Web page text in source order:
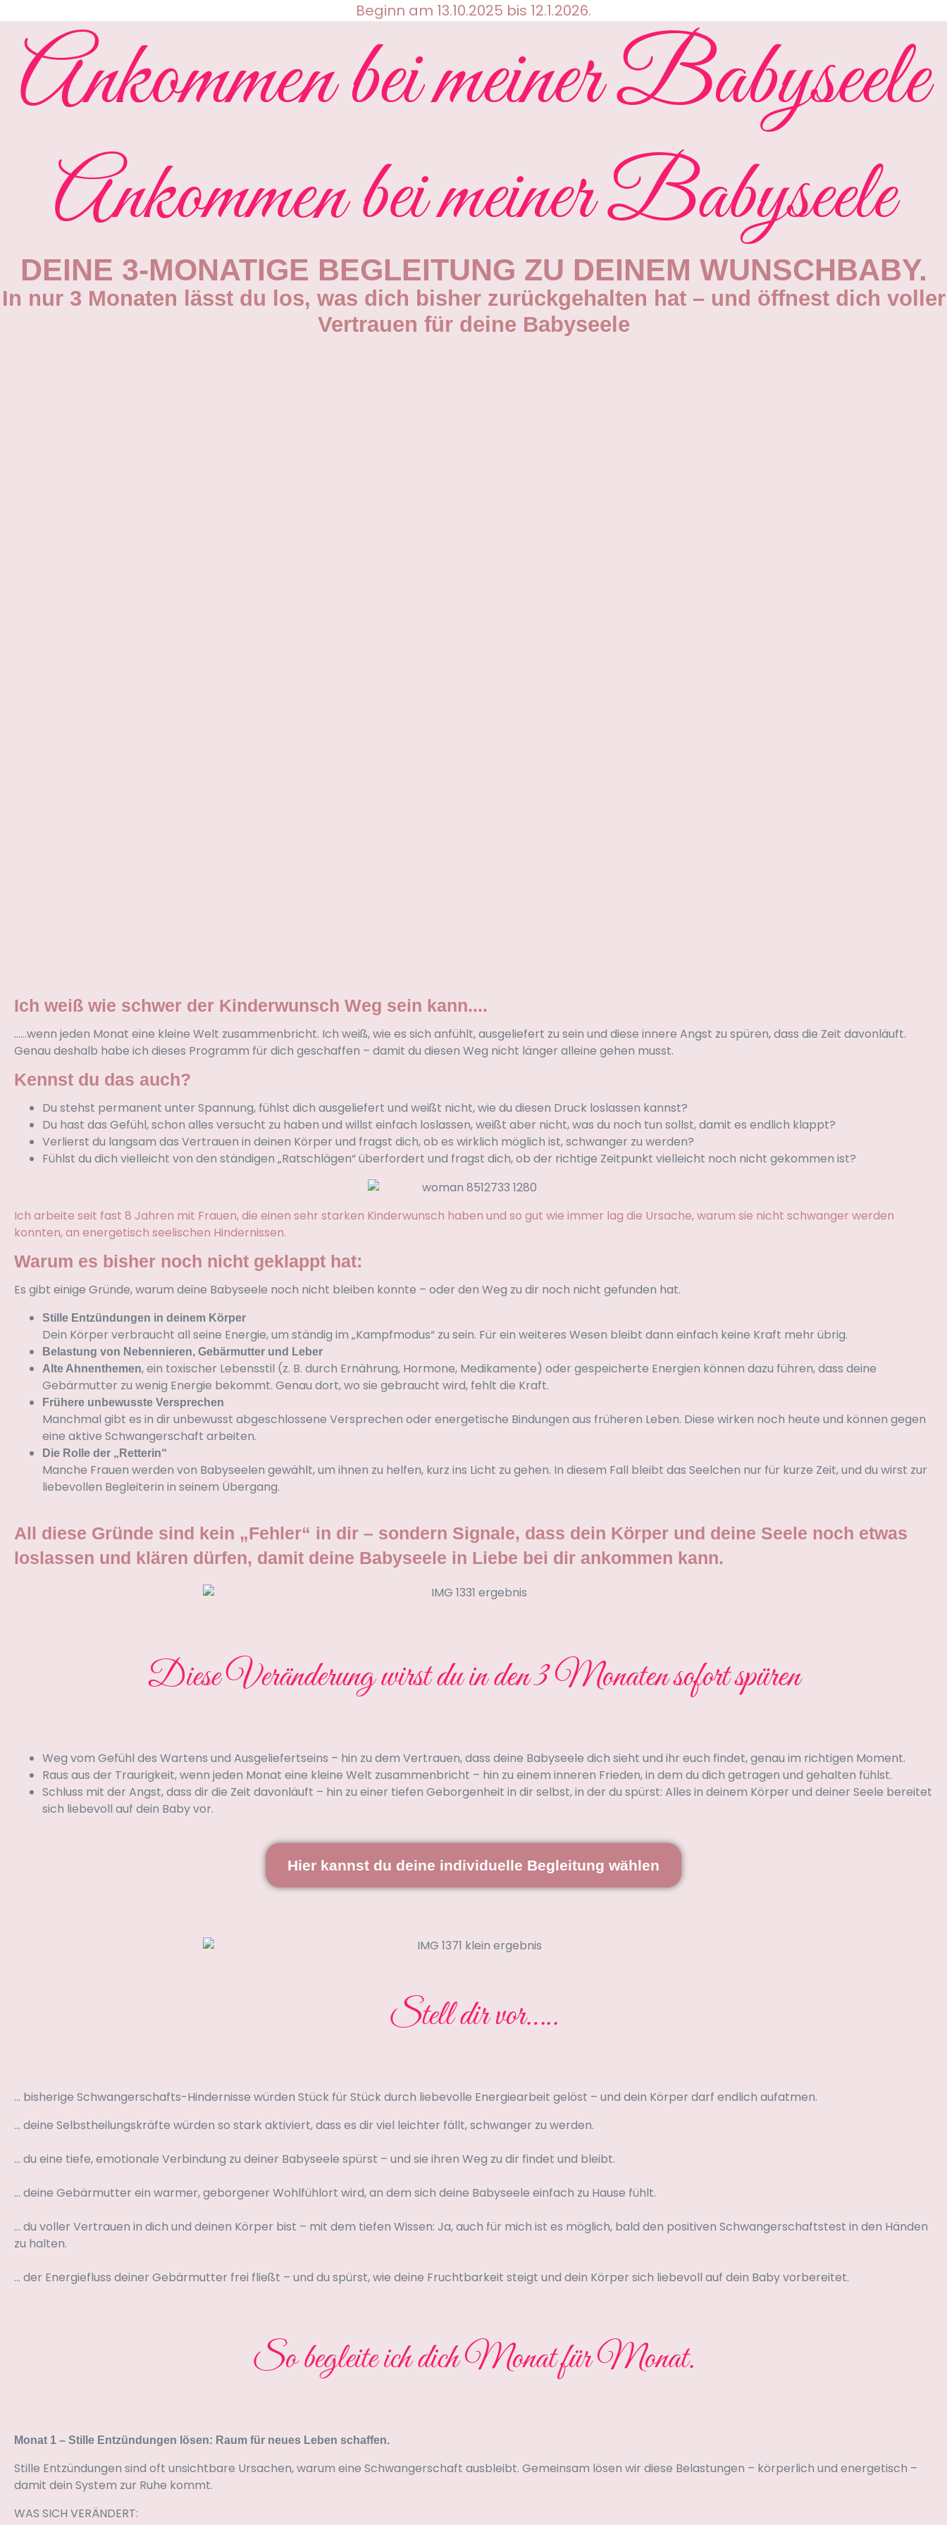
Beginn am 13.10.2025 bis 12.1.2026.
Ankommen bei meiner Babyseele
Ankommen bei meiner Babyseele
DEINE 3-MONATIGE BEGLEITUNG ZU DEINEM WUNSCHBABY.
In nur 3 Monaten lässt du los, was dich bisher zurückgehalten hat – und öffnest dich voller
Vertrauen für deine Babyseele
Ich weiß wie schwer der Kinderwunsch Weg sein kann....
……wenn jeden Monat eine kleine Welt zusammenbricht. Ich weiß, wie es sich anfühlt, ausgeliefert zu sein und diese innere Angst zu spüren, dass die Zeit davonläuft.
Genau deshalb habe ich dieses Programm für dich geschaffen – damit du diesen Weg nicht länger alleine gehen musst.
Kennst du das auch?
Du stehst permanent unter Spannung, fühlst dich ausgeliefert und weißt nicht, wie du diesen Druck loslassen kannst?
Du hast das Gefühl, schon alles versucht zu haben und willst einfach loslassen, weißt aber nicht, was du noch tun sollst, damit es endlich klappt?
Verlierst du langsam das Vertrauen in deinen Körper und fragst dich, ob es wirklich möglich ist, schwanger zu werden?
Fühlst du dich vielleicht von den ständigen „Ratschlägen“ überfordert und fragst dich, ob der richtige Zeitpunkt vielleicht noch nicht gekommen ist?
Ich arbeite seit fast 8 Jahren mit Frauen, die einen sehr starken Kinderwunsch haben und so gut wie immer lag die Ursache, warum sie nicht schwanger werden
konnten, an energetisch seelischen Hindernissen.
Warum es bisher noch nicht geklappt hat:
Es gibt einige Gründe, warum deine Babyseele noch nicht bleiben konnte – oder den Weg zu dir noch nicht gefunden hat.
Stille Entzündungen in deinem Körper
Dein Körper verbraucht all seine Energie, um ständig im „Kampfmodus“ zu sein. Für ein weiteres Wesen bleibt dann einfach keine Kraft mehr übrig.
Belastung von Nebennieren, Gebärmutter und Leber
Alte Ahnenthemen, ein toxischer Lebensstil (z. B. durch Ernährung, Hormone, Medikamente) oder gespeicherte Energien können dazu führen, dass deine
Gebärmutter zu wenig Energie bekommt. Genau dort, wo sie gebraucht wird, fehlt die Kraft.
Frühere unbewusste Versprechen
Manchmal gibt es in dir unbewusst abgeschlossene Versprechen oder energetische Bindungen aus früheren Leben. Diese wirken noch heute und können gegen
eine aktive Schwangerschaft arbeiten.
Die Rolle der „Retterin“
Manche Frauen werden von Babyseelen gewählt, um ihnen zu helfen, kurz ins Licht zu gehen. In diesem Fall bleibt das Seelchen nur für kurze Zeit, und du wirst zur
liebevollen Begleiterin in seinem Übergang.
All diese Gründe sind kein „Fehler“ in dir – sondern Signale, dass dein Körper und deine Seele noch etwas
loslassen und klären dürfen, damit deine Babyseele in Liebe bei dir ankommen kann.
Diese Veränderung wirst du in den 3 Monaten sofort spüren
Weg vom Gefühl des Wartens und Ausgeliefertseins – hin zu dem Vertrauen, dass deine Babyseele dich sieht und ihr euch findet, genau im richtigen Moment.
Raus aus der Traurigkeit, wenn jeden Monat eine kleine Welt zusammenbricht – hin zu einem inneren Frieden, in dem du dich getragen und gehalten fühlst.
Schluss mit der Angst, dass dir die Zeit davonläuft – hin zu einer tiefen Geborgenheit in dir selbst, in der du spürst: Alles in deinem Körper und deiner Seele bereitet
sich liebevoll auf dein Baby vor.
Hier kannst du deine individuelle Begleitung wählen
Stell dir vor…..
… bisherige Schwangerschafts-Hindernisse würden Stück für Stück durch liebevolle Energiearbeit gelöst – und dein Körper darf endlich aufatmen.
… deine Selbstheilungskräfte würden so stark aktiviert, dass es dir viel leichter fällt, schwanger zu werden.
… du eine tiefe, emotionale Verbindung zu deiner Babyseele spürst – und sie ihren Weg zu dir findet und bleibt.
… deine Gebärmutter ein warmer, geborgener Wohlfühlort wird, an dem sich deine Babyseele einfach zu Hause fühlt.
… du voller Vertrauen in dich und deinen Körper bist – mit dem tiefen Wissen: Ja, auch für mich ist es möglich, bald den positiven Schwangerschaftstest in den Händen
zu halten.
… der Energiefluss deiner Gebärmutter frei fließt – und du spürst, wie deine Fruchtbarkeit steigt und dein Körper sich liebevoll auf dein Baby vorbereitet.
So begleite ich dich Monat für Monat.
Monat 1 – Stille Entzündungen lösen: Raum für neues Leben schaffen.
Stille Entzündungen sind oft unsichtbare Ursachen, warum eine Schwangerschaft ausbleibt. Gemeinsam lösen wir diese Belastungen – körperlich und energetisch –
damit dein System zur Ruhe kommt.
WAS SICH VERÄNDERT: